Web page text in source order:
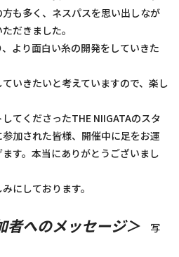
も多く、ネスパスを思い出しなが
だきました。
より面白い糸の開発をしていきた
いきたいと考えていますので、楽し
てくださったTHE NIIGATAのスタ
加された皆様、開催中に足をお運
す。本当にありがとうございまし
にしております。
者へのメッセージ＞ 写